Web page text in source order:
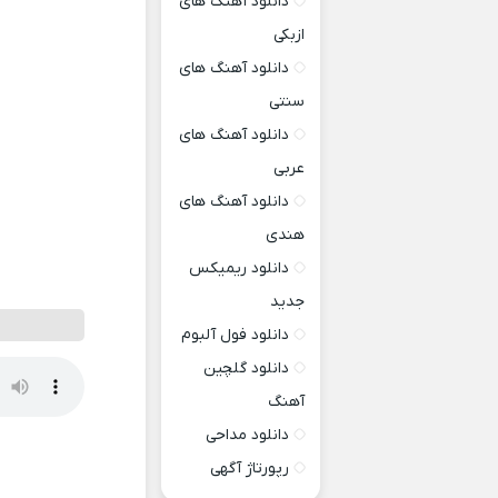
ازبکی
دانلود آهنگ های
سنتی
دانلود آهنگ های
عربی
دانلود آهنگ های
هندی
دانلود ریمیکس
جدید
دانلود فول آلبوم
دانلود گلچین
آهنگ
دانلود مداحی
رپورتاژ آگهی